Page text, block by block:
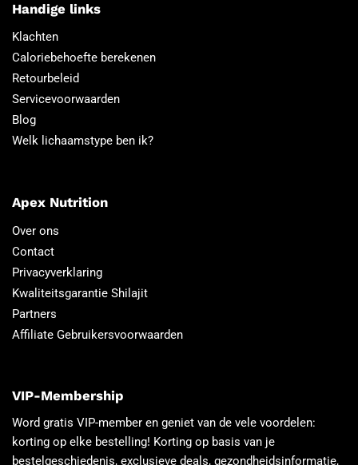
Handige links
Klachten
Caloriebehoefte berekenen
Retourbeleid
Servicevoorwaarden
Blog
Welk lichaamstype ben ik?
Apex Nutrition
Over ons
Contact
Privacyverklaring
Kwaliteitsgarantie Shilajit
Partners
Affiliate Gebruikersvoorwaarden
VIP-Membership
Word gratis VIP-member en geniet van de vele voordelen:
korting op elke bestelling! Korting op basis van je
bestelgeschiedenis, exclusieve deals, gezondheidsinformatie,